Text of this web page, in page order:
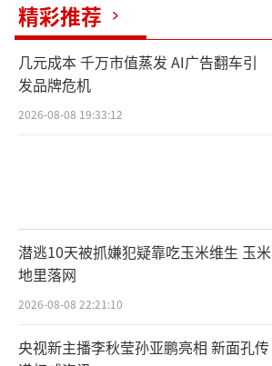
精彩推荐
几元成本 千万市值蒸发 AI广告翻车引
发品牌危机
2026-08-08 19:33:12
潜逃10天被抓嫌犯疑靠吃玉米维生 玉米
地里落网
2026-08-08 22:21:10
央视新主播李秋莹孙亚鹏亮相 新面孔传